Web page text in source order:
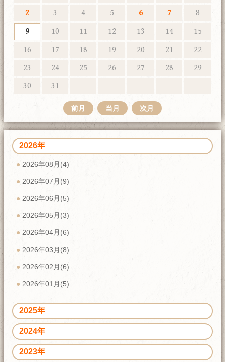
2
3 4 5 6 7
8
9
10 11 12 13 14
15
16
17 18 19 20 21
22
23
24 25 26 27 28
29
30
31
前月 当月 次月
2026年
2026年08月(4)
2026年07月(9)
2026年06月(5)
2026年05月(3)
2026年04月(6)
2026年03月(8)
2026年02月(6)
2026年01月(5)
2025年
2024年
2023年